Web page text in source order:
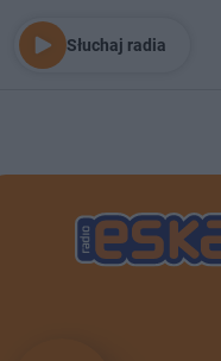
Słuchaj radia